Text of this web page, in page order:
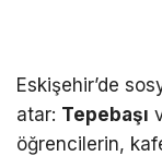
Eskişehir’de
atar: Tepebaşı
öğrencilerin,